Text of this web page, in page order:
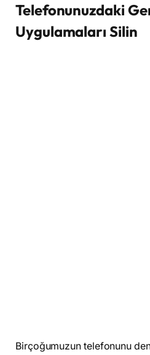
Telefonunuzdaki
Uygulamaları Silin
Birçoğumuzun telefonunu